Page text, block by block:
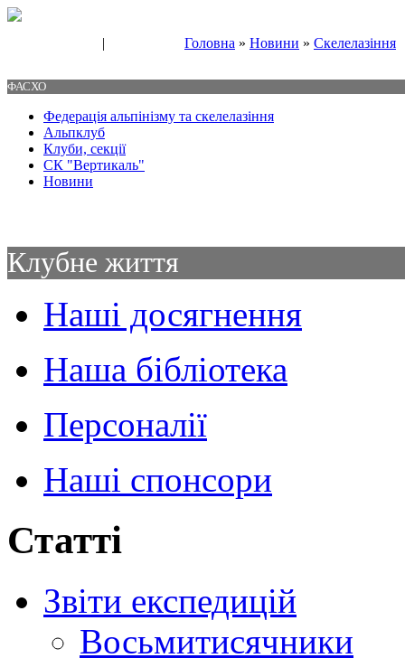
| Головна » Новини » Скелелазіння
ФАСХО
Федерація альпінізму та скелелазіння
Альпклуб
Клуби, секції
СК "Вертикаль"
Новини
Клубне життя
Наші досягнення
Наша бібліотека
Персоналії
Наші спонсори
Статті
Звіти експедицій
Восьмитисячники